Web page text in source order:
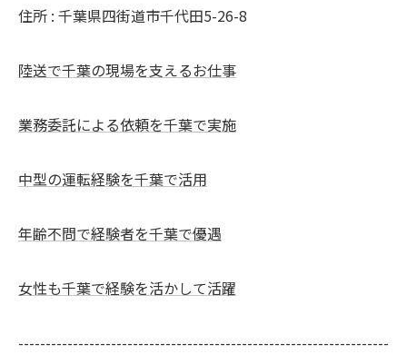
住所 : 千葉県四街道市千代田5-26-8
陸送で千葉の現場を支えるお仕事
業務委託による依頼を千葉で実施
中型の運転経験を千葉で活用
年齢不問で経験者を千葉で優遇
女性も千葉で経験を活かして活躍
--------------------------------------------------------------------